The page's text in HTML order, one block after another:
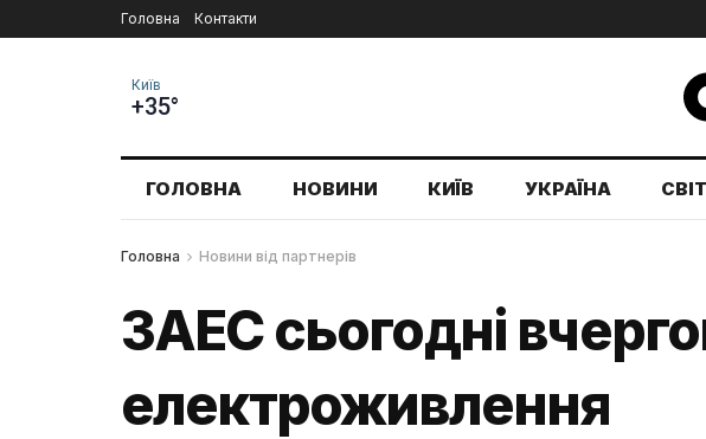
Головна Контакти
Київ
+35°
ГОЛОВНА НОВИНИ КИЇВ УКРАЇНА СВІТ
Головна Новини від партнерів
ЗАЕС сьогодні
електроживлення